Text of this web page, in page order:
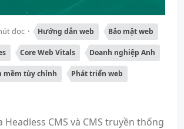
đọc Hướng dẫn web Bảo mật web
Core Web Vitals Doanh nghiệp Anh
mềm tùy chỉnh Phát triển web
Headless CMS và CMS truyền thống